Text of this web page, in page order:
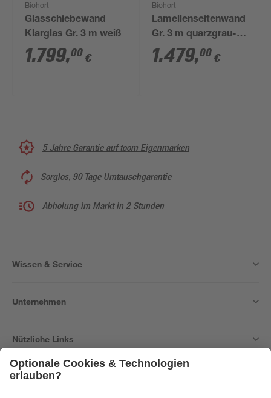
Biohort
Glasschiebewand
Klarglas Gr. 3 m weiß
1.799,00 €
Biohort
Lamellenseitenwand
Gr. 3 m quarzgrau-
metallic 235 x 10 x
272 cm
1.479,00 €
5 Jahre Garantie auf toom Eigenmarken
Sorglos, 90 Tage Umtauschgarantie
Abholung im Markt in 2 Stunden
Wissen & Service
Unternehmen
Nützliche Links